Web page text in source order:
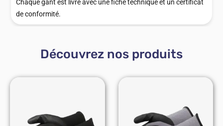
Chaque gant est livré avec une fiche technique et un certificat
de conformité.
Découvrez nos produits